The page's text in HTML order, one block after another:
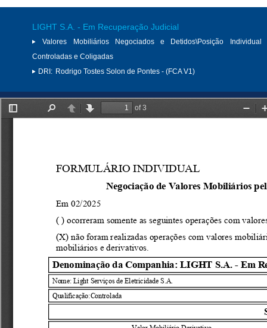
LIGHT S.A. - Em Recuperação Judicial
Valores Mobiliários Negociados e Detidos\Posição
Controladas e Coligadas
DRI: Rodrigo Tostes Solon de Pontes - (FCA V1)